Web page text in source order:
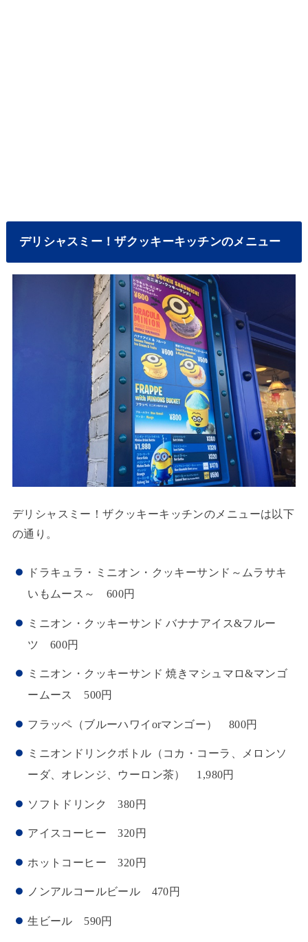
デリシャスミー！ザクッキーキッチンのメニュー
デリシャスミー！ザクッキーキッチンのメニューは以下
の通り。
ドラキュラ・ミニオン・クッキーサンド～ムラサキ
いもムース～ 600円
ミニオン・クッキーサンド バナナアイス&フルー
ツ 600円
ミニオン・クッキーサンド 焼きマシュマロ&マンゴ
ームース 500円
フラッペ（ブルーハワイorマンゴー） 800円
ミニオンドリンクボトル（コカ・コーラ、メロンソ
ーダ、オレンジ、ウーロン茶） 1,980円
ソフトドリンク 380円
アイスコーヒー 320円
ホットコーヒー 320円
ノンアルコールビール 470円
生ビール 590円